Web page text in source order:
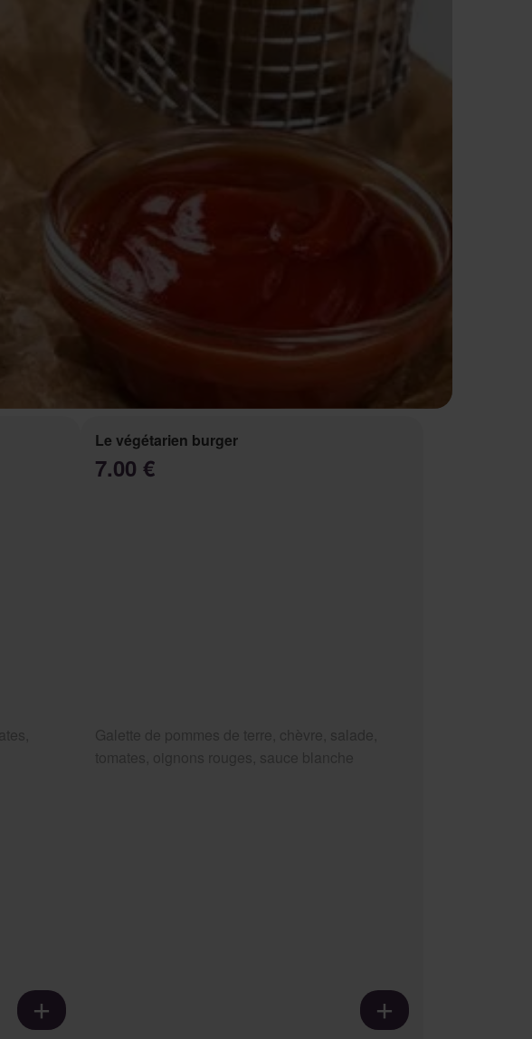
Le végétarien burger
7.00 €